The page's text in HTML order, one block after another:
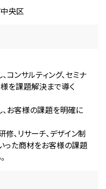
央区
コンサルティング、セミナ
を課題解決まで導く
、お客様の課題を明確に
修、リサーチ、デザイン制
った商材をお客様の課題